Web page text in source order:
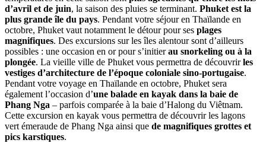
d’avril et de juin, la saison des pluies se terminant. Phuket est la
plus grande île du pays. Pendant votre séjour en Thaïlande en
octobre, Phuket vaut notamment le détour pour ses plages
magnifiques. Des excursions sur les îles alentour sont d’ailleurs
possibles : une occasion en or pour s’initierau snorkeling ou à la
plongée. La vieille ville de Phuket vous permettra de découvrirles
vestiges d’architecture de l’époque coloniale sino-portugaise.
Pendant votre voyage en Thaïlande en octobre, Phuket sera
également l’occasion d’une balade en kayak dans la baie de
Phang Nga – parfois comparée à la baie d’Halong du Viêtnam.
Cette excursion en kayak vous permettra de découvrir les lagons
vert émeraude de Phang Nga ainsi que de magnifiques grottes et
pics karstiques.